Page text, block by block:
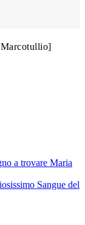
a trovare Maria
Sangue del